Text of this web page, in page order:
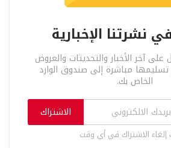
نشرتنا الإخبارية
آخر الأخبار والتحديثات والعروض
تسليمها مباشرة إلى صندوق الوارد
الخاص بك.
الاشتراك
الاشتراك في أي وقت